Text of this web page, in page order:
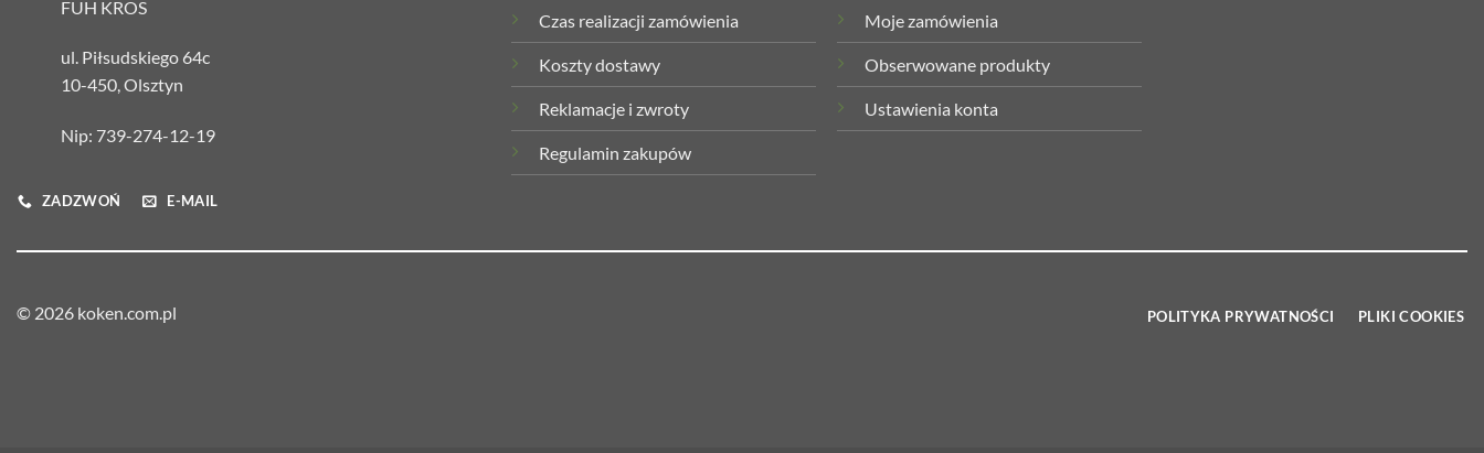
FUH KROS
ul. Piłsudskiego 64c
10-450, Olsztyn
Nip: 739-274-12-19
ZADZWOŃ E-MAIL
Czas realizacji zamówienia
Koszty dostawy
Reklamacje i zwroty
Regulamin zakupów
Moje zamówienia
Obserwowane produkty
Ustawienia konta
© 2026 koken.com.pl POLITYKA PRYWATNOŚCI PLIKI COOKIES